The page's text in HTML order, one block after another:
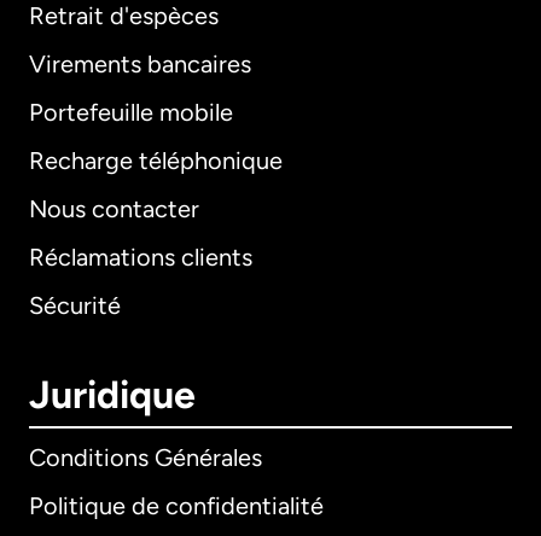
Retrait d'espèces
Virements bancaires
Portefeuille mobile
Recharge téléphonique
Nous contacter
Réclamations clients
Sécurité
Juridique
Conditions Générales
Politique de confidentialité